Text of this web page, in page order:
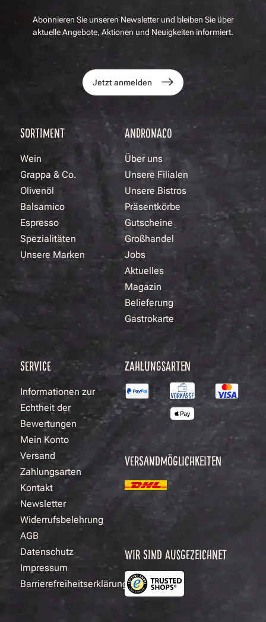
Abonnieren Sie unseren Newsletter und bleiben Sie über
aktuelle Angebote, Aktionen und Neuigkeiten informiert.
Jetzt anmelden
SORTIMENT
Wein
Grappa & Co.
Olivenöl
Balsamico
Espresso
Spezialitäten
Unsere Marken
ANDRONACO
Über uns
Unsere Filialen
Unsere Bistros
Präsentkörbe
Gutscheine
Großhandel
Jobs
Aktuelles
Magazin
Belieferung
Gastrokarte
SERVICE
Informationen zur
Echtheit der
Bewertungen
Mein Konto
Versand
Zahlungsarten
Kontakt
Newsletter
Widerrufsbelehrung
AGB
Datenschutz
Impressum
Barrierefreiheitserklärung
ZAHLUNGSARTEN
VERSANDMÖGLICHKEITEN
WIR SIND AUSGEZEICHNET